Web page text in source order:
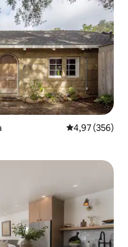
Évaluation
4,97 (356)